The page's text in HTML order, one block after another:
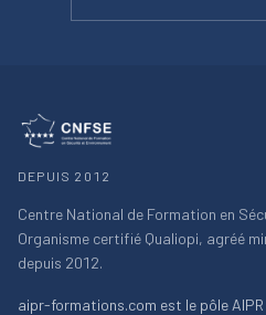
DEPUIS 2012
Centre National de Formation en
Organisme certifié Qualiopi, agréé
depuis 2012.
aipr-formations.com est le pôle